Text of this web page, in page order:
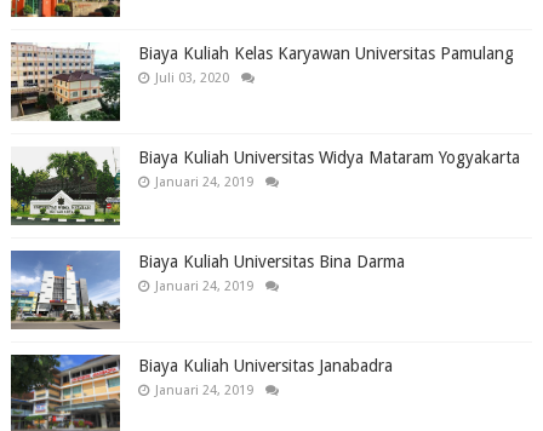
Biaya Kuliah Kelas Karyawan Universitas Pamulang
Juli 03, 2020
Biaya Kuliah Universitas Widya Mataram Yogyakarta
Januari 24, 2019
Biaya Kuliah Universitas Bina Darma
Januari 24, 2019
Biaya Kuliah Universitas Janabadra
Januari 24, 2019